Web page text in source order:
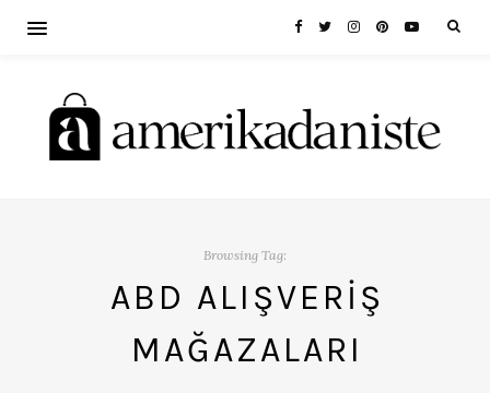
Browsing Tag:
ABD ALIŞVERIŞ
MAĞAZALARI